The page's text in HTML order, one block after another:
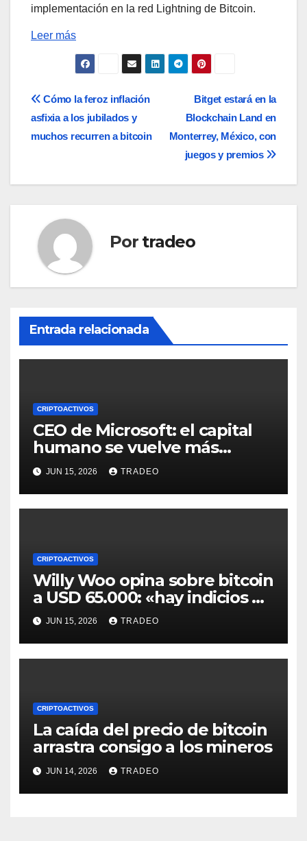
implementación en la red Lightning de Bitcoin.
Leer más
Navegación
de
Bitget estará en la
Blockchain Land en
Monterrey, México, con
juegos y premios
Cómo la feroz inflación
asfixia a los jubilados y
muchos recurren a bitcoin
Por tradeo
Entrada relacionada
CRIPTOACTIVOS
CEO de Microsoft: el capital
humano se vuelve más
valioso a medida que crece la
IA
JUN 15, 2026 TRADEO
CRIPTOACTIVOS
Willy Woo opina sobre bitcoin
a USD 65.000: «hay indicios de
posible divergencia alcista»
JUN 15, 2026 TRADEO
CRIPTOACTIVOS
La caída del precio de bitcoin
arrastra consigo a los mineros
JUN 14, 2026 TRADEO